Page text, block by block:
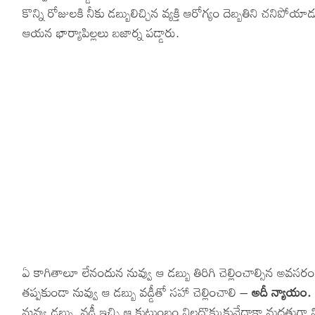
Hinduism
Lyrics in
Tamil
కొన్ని రోజులకి నీకు డబ్బులిచ్చిన వ్యక్తి ఆరోగ్యం దెబ్బతిని
ఆయన భార్యాపిల్లలు బజార్న పడ్డారు.
ఏ కాగితాలూ లేనందున నువ్వు ఆ డబ్బు తిరిగి చెల్లించాల్సిన
తప్పకుండా నువ్వు ఆ డబ్బు వడ్డీతో సహా చెల్లించాలి –అదీ న్యాయం.